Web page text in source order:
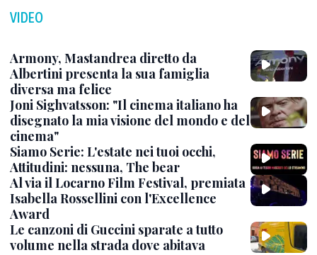
VIDEO
Armony, Mastandrea diretto da
Albertini presenta la sua famiglia
diversa ma felice
Joni Sighvatsson: "Il cinema italiano ha
disegnato la mia visione del mondo e del
cinema"
Siamo Serie: L'estate nei tuoi occhi,
Attitudini: nessuna, The bear
Al via il Locarno Film Festival, premiata
Isabella Rossellini con l'Excellence
Award
Le canzoni di Guccini sparate a tutto
volume nella strada dove abitava